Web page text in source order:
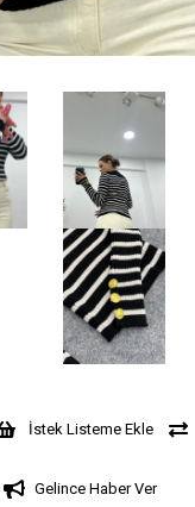
İstek Listeme Ekle
Gelince Haber Ver